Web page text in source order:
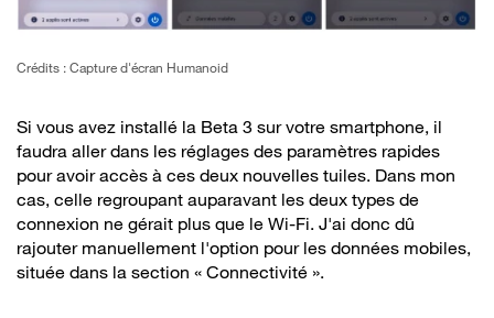
Crédits : Capture d'écran Humanoid
Si vous avez installé la Beta 3 sur votre smartphone, il
faudra aller dans les réglages des paramètres rapides
pour avoir accès à ces deux nouvelles tuiles. Dans mon
cas, celle regroupant auparavant les deux types de
connexion ne gérait plus que le Wi-Fi. J'ai donc dû
rajouter manuellement l'option pour les données mobiles,
située dans la section « Connectivité ».